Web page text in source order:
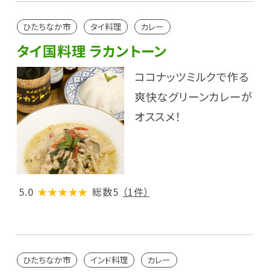
ひたちなか市 タイ料理 カレー
タイ国料理 ラカントーン
ココナッツミルクで作る
爽快なグリーンカレーが
オススメ！
5.0 ★★★★★ 総数5 （1件）
ひたちなか市 インド料理 カレー